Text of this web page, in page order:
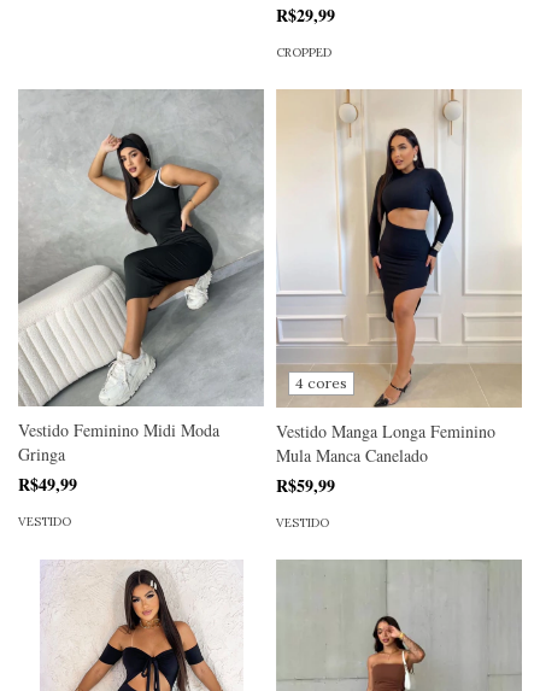
R$29,99
CROPPED
Vestido Feminino Midi Moda
Gringa
R$49,99
VESTIDO
4 cores
Vestido Manga Longa Feminino
Mula Manca Canelado
R$59,99
VESTIDO